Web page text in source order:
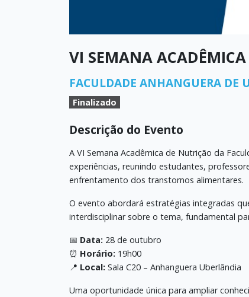
VI SEMANA
FACULDADE ANHANGUERA DE
Finalizado
Descrição do Evento
A VI Semana Acadêmica de Nutrição da
experiências, reunindo estudantes,
enfrentamento dos transtornos alimentares.
O evento abordará estratégias integradas
interdisciplinar sobre o tema, fundamental
📅 Data: 28 de outubro
⏰ Horário: 19h00
📍 Local: Sala C20 – Anhanguera Uberlândia
Uma oportunidade única para ampliar